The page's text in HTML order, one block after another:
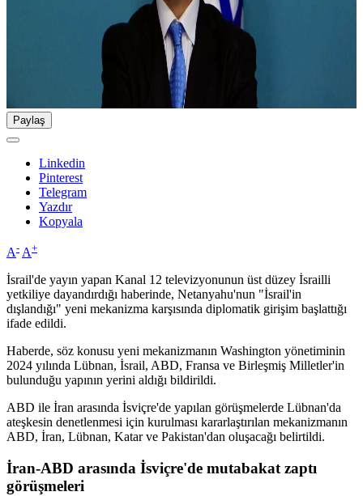
Paylaş
Linkedin
Pinterest
Telegram
Yazdır
Kopyala
A- A+
İsrail'de yayın yapan Kanal 12 televizyonunun üst düzey İsrailli
yetkiliye dayandırdığı haberinde, Netanyahu'nun "İsrail'in
dışlandığı" yeni mekanizma karşısında diplomatik girişim başlattığı
ifade edildi.
Haberde, söz konusu yeni mekanizmanın Washington yönetiminin
2024 yılında Lübnan, İsrail, ABD, Fransa ve Birleşmiş Milletler'in
bulunduğu yapının yerini aldığı bildirildi.
ABD ile İran arasında İsviçre'de yapılan görüşmelerde Lübnan'da
ateşkesin denetlenmesi için kurulması kararlaştırılan mekanizmanın
ABD, İran, Lübnan, Katar ve Pakistan'dan oluşacağı belirtildi.
İran-ABD arasında İsviçre'de mutabakat zaptı
görüşmeleri